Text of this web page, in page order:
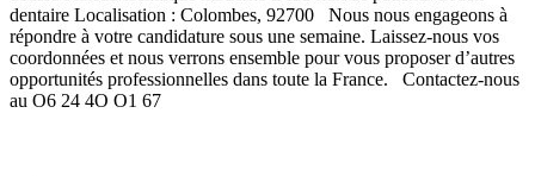
dentaire Localisation : Colombes, 92700 Nous nous engageons à
répondre à votre candidature sous une semaine. Laissez-nous vos
coordonnées et nous verrons ensemble pour vous proposer d’autres
opportunités professionnelles dans toute la France. Contactez-nous
au O6 24 4O O1 67